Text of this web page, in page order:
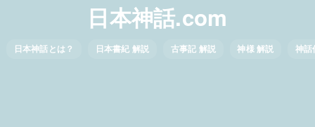
日本神話.com
日本神話とは？ 日本書紀 解説 古事記 解説 神様 解説 神話